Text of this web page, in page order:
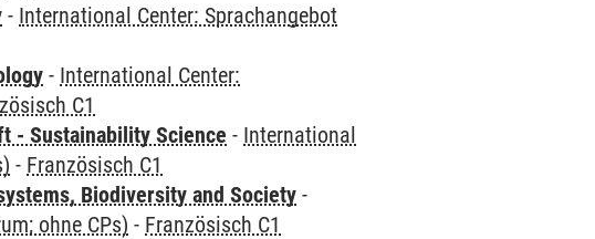
- International Center: Sprachangebot
- International Center:
C1
- Sustainability Science - International
- Französisch C1
Biodiversity and Society -
ohne CPs) - Französisch C1